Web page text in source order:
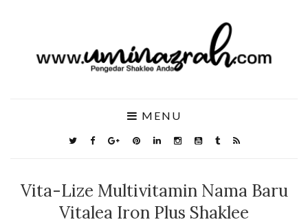
MENU
Vita-Lize Multivitamin Nama Baru
Vitalea Iron Plus Shaklee